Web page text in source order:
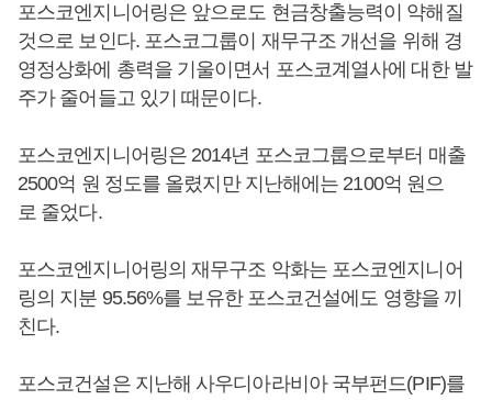
포스코엔지니어링은 앞으로도 현금창출능력이 약해질
것으로 보인다. 포스코그룹이 재무구조 개선을 위해 경
영정상화에 총력을 기울이면서 포스코계열사에 대한 발
주가 줄어들고 있기 때문이다.
포스코엔지니어링은 2014년 포스코그룹으로부터 매출
2500억 원 정도를 올렸지만 지난해에는 2100억 원으
로 줄었다.
포스코엔지니어링의 재무구조 악화는 포스코엔지니어
링의 지분 95.56%를 보유한 포스코건설에도 영향을 끼
친다.
포스코건설은 지난해 사우디아라비아 국부펀드(PIF)를